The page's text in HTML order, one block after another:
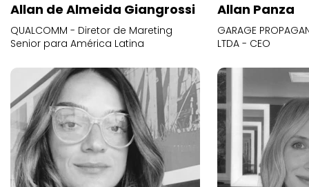
Allan de Almeida Giangrossi
QUALCOMM - Diretor de Mareting
Senior para América Latina
Allan Panza
GARAGE
LTDA - CEO